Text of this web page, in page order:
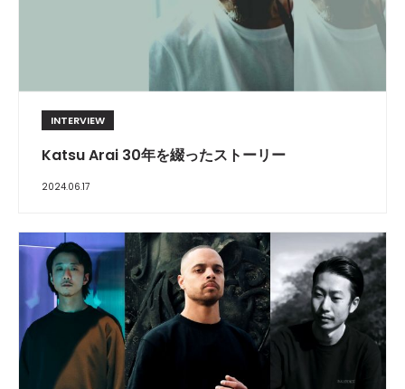
INTERVIEW
Katsu Arai 30年を綴ったストーリー
2024.06.17